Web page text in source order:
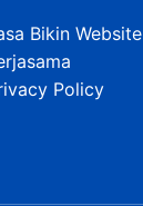
Bikin Website
Policy